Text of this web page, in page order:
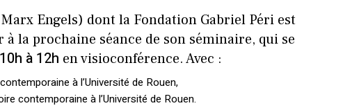
Engels) dont la Fondation Gabriel Péri est
la prochaine séance de son séminaire, qui se
à 12h en visioconférence. Avec :
à l’Université de Rouen,
contemporaine à l’Université de Rouen.